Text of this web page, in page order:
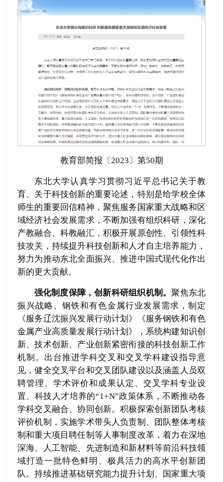
教育部简报〔2023〕第50期
东北大学认真学习贯彻习近平总书记关于教
育、关于科技创新的重要论述，特别是给学校全体
师生的重要回信精神，聚焦服务国家重大战略和区
域经济社会发展需求，不断加强有组织科研，深化
产教融合、科教融汇，积极开展原创性、引领性科
技攻关，持续提升科技创新和人才自主培养能力，
努力为推动东北全面振兴、推进中国式现代化作出
新的更大贡献。
强化制度保障，创新科研组织机制。聚焦东北
振兴战略、钢铁和有色金属行业发展需求，制定
《服务辽沈振兴发展行动计划》《服务钢铁和有色
金属产业高质量发展行动计划》，系统构建知识创
新、技术创新、产业创新紧密衔接的科技创新工作
机制。出台推进学科交叉和交叉学科建设指导意
见，健全交叉平台和交叉团队建设以及涵盖人员双
聘管理、学术评价和成果认定、交叉学科专业设
置、科技人才培养的“1+N”政策体系，不断推动各
学科交叉融合、协同创新。积极探索创新团队考核
评价机制，实施学术带头人负责制、团队整体考核
制和重大项目聘任制等人事制度改革，着力在深地
深海、人工智能、先进制造和新材料等前沿科技领
域打造一批特色鲜明、极具活力的高水平创新团
队。持续推进基础研究能力提升计划、国家重大项